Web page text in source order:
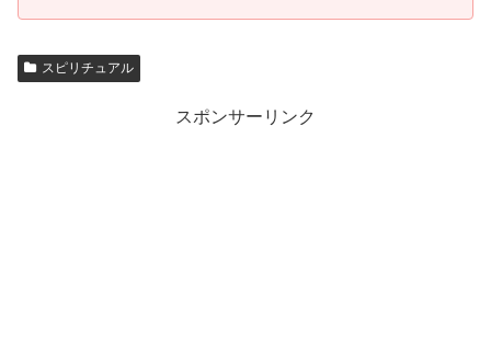
スピリチュアル
スポンサーリンク